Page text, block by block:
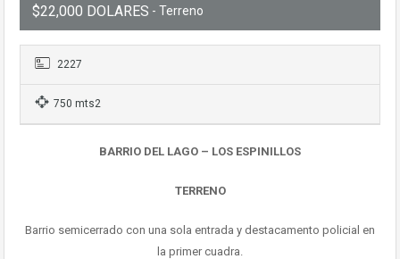
$22,000 DOLARES - Terreno
2227
750 mts2
BARRIO DEL LAGO – LOS ESPINILLOS
TERRENO
Barrio semicerrado con una sola entrada y destacamento policial en
la primer cuadra.